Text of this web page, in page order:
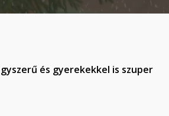
és gyerekekkel is szuper